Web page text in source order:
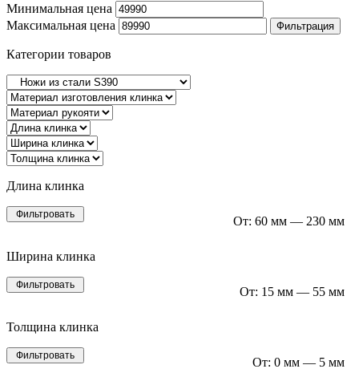
Минимальная цена
Максимальная цена
Фильтрация
Категории товаров
Длина клинка
Фильтровать От: 60 мм — 230 мм
Ширина клинка
Фильтровать От: 15 мм — 55 мм
Толщина клинка
Фильтровать От: 0 мм — 5 мм